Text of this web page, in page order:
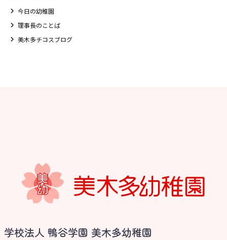
今日の幼稚園
理事長のことば
美木多チコスブログ
学校法人 鴨谷学園 美木多幼稚園